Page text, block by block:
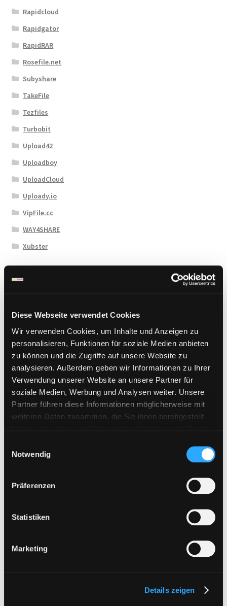
Diese Webseite verwendet Cookies
Wir verwenden Cookies, um Inhalte und Anzeigen zu
personalisieren, Funktionen für soziale Medien anbieten
zu können und die Zugriffe auf unsere Website zu
analysieren. Außerdem geben wir Informationen zu Ihrer
Verwendung unserer Website an unsere Partner für
soziale Medien, Werbung und Analysen weiter. Unsere
Partner führen diese Informationen möglicherweise mit
weiteren Daten zusammen, die Sie ihnen bereitgestellt
Cookies, wenn Sie unsere Webseite weiterhin nutzen.
Notwendig
Präferenzen
Statistiken
Marketing
Details zeigen
Rapidcloud
Rapidgator
RapidRAR
Rosefile.net
Subyshare
TakeFile
Tezfiles
Turbobit
Upload42
Uploadboy
UploadCloud
Uploady.io
VipFile.cc
WAY4SHARE
Xubster
Neueste Beiträge
WAY4SHARE Premium Keys jetzt erhältlich
Bestellungen aus der Schweiz möglich
Neues Zahlungssystem „Pay Per Bank“ ab sofort verfügbar!
Upload42 Keys neu verfügbar
Fileboom Premium Max im Shop verfügbar
FileSpace.com (3)